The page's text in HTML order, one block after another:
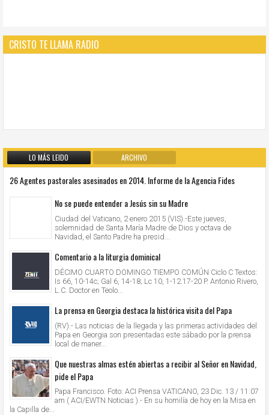
CRISTO TE LLAMA RADIO
LO MÁS LEIDO ARCHIVO
26 Agentes pastorales asesinados en 2014. Informe de la Agencia Fides
No se puede entender a Jesús sin su Madre
Ciudad del Vaticano, 2 enero 2015 (VIS).-Este jueves,
solemnidad de Santa María Madre de Dios y octava de
Navidad, el Santo Padre ha presid...
Comentario a la liturgia dominical
DÉCIMO CUARTO DOMINGO TIEMPO COMÚN Ciclo C Textos:
Is 66, 10-14c; Gal 6, 14-18; Lc 10, 1-12.17-20 P. Antonio Rivero,
L.C. Doctor en Teolo...
La prensa en Georgia destaca la histórica visita del Papa
(RV).- Las noticias de la llegada y las primeras actividades del
Papa en Georgia son presentadas este sábado por la prensa
local de maner...
Que nuestras almas estén abiertas a recibir al Señor en Navidad,
pide el Papa
Papa Francisco. Foto: ACI Prensa VATICANO, 23 Dic. 13 / 11:07
am ( ACI/EWTN Noticias ).- En su homilía de hoy en la Misa en
la Capilla de...